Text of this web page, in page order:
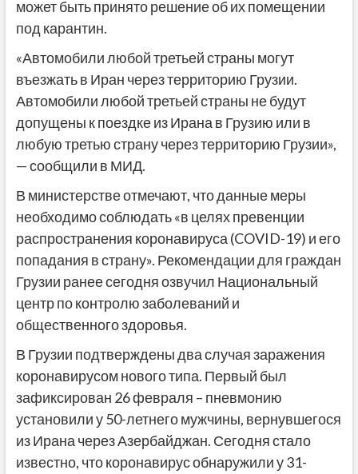
может быть принято решение об их помещении
под карантин.
«Автомобили любой третьей страны могут
въезжать в Иран через территорию Грузии.
Автомобили любой третьей страны не будут
допущены к поездке из Ирана в Грузию или в
любую третью страну через территорию Грузии»,
— сообщили в МИД.
В министерстве отмечают, что данные меры
необходимо соблюдать «в целях превенции
распространения коронавируса (COVID-19) и его
попадания в страну». Рекомендации для граждан
Грузии ранее сегодня озвучил Национальный
центр по контролю заболеваний и
общественного здоровья.
В Грузии подтверждены два случая заражения
коронавирусом нового типа. Первый был
зафиксирован 26 февраля – пневмонию
установили у 50-летнего мужчины, вернувшегося
из Ирана через Азербайджан. Сегодня стало
известно, что коронавирус обнаружили у 31-